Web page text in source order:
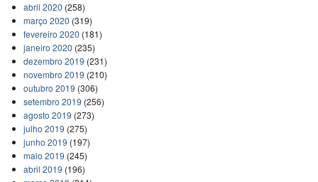
abril 2020 (258)
março 2020 (319)
fevereiro 2020 (181)
janeiro 2020 (235)
dezembro 2019 (231)
novembro 2019 (210)
outubro 2019 (306)
setembro 2019 (256)
agosto 2019 (273)
julho 2019 (275)
junho 2019 (197)
maio 2019 (245)
abril 2019 (196)